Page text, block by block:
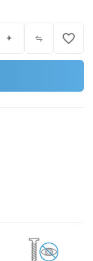
+ favorite_border